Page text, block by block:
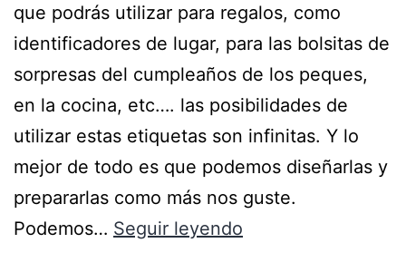
que podrás utilizar para regalos, como
identificadores de lugar, para las bolsitas de
sorpresas del cumpleaños de los peques,
en la cocina, etc…. las posibilidades de
utilizar estas etiquetas son infinitas. Y lo
mejor de todo es que podemos diseñarlas y
prepararlas como más nos guste.
Podemos… Seguir leyendo